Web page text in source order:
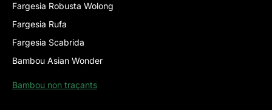
Fargesia Robusta Wolong
Fargesia Rufa
Fargesia Scabrida
Bambou Asian Wonder
Bambou non traçants